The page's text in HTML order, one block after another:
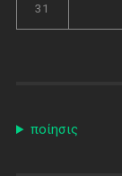
31
ποίησις